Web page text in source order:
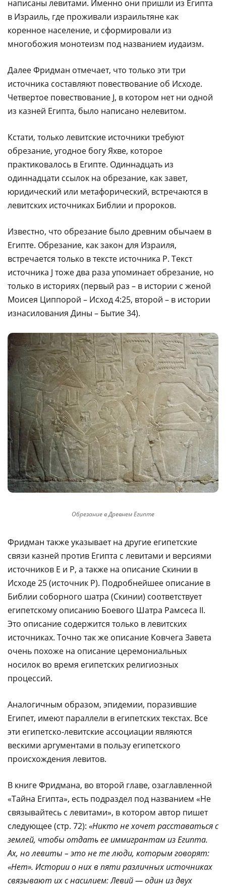
написаны левитами. Именно они пришли из Египта
в Израиль, где проживали израильтяне как
коренное население, и сформировали из
многобожия монотеизм под названием иудаизм.
Далее Фридман отмечает, что только эти три
источника составляют повествование об Исходе.
Четвертое повествование J, в котором нет ни одной
из казней Египта, было написано нелевитом.
Кстати, только левитские источники требуют
обрезание, угодное богу Яхве, которое
практиковалось в Египте. Одиннадцать из
одиннадцати ссылок на обрезание, как завет,
юридический или метафорический, встречаются в
левитских источниках Библии и пророков.
Известно, что обрезание было древним обычаем в
Египте. Обрезание, как закон для Израиля,
встречается только в тексте источника P. Текст
источника J тоже два раза упоминает обрезание, но
только в историях (первый раз – в истории с женой
Моисея Циппорой – Исход 4:25, второй – в истории
изнасилования Дины – Бытие 34).
Обрезание в Древнем Египте
Фридман также указывает на другие египетские
связи казней против Египта с левитами и версиями
источников E и P, а также на описание Скинии в
Исходе 25 (источник P). Подробнейшее описание в
Библии соборного шатра (Скинии) соответствует
египетскому описанию Боевого Шатра Рамсеса II.
Это описание содержится только в левитских
источниках. Точно так же описание Ковчега Завета
очень похоже на описание церемониальных
носилок во время египетских религиозных
процессий.
Аналогичным образом, эпидемии, поразившие
Египет, имеют параллели в египетских текстах. Все
эти египетско-левитские ассоциации являются
вескими аргументами в пользу египетского
происхождения левитов.
В книге Фридмана, во второй главе, озаглавленной
«Тайна Египта», есть подраздел под названием «Не
связывайтесь с левитами», в котором автор пишет
следующее (стр. 72): «Никто не хочет расставаться с
землей, чтобы отдать ее иммигрантам из Египта.
Ах, но левиты – это не те люди, которым говорят:
«Нет». Истории о них в пяти различных источниках
связывают их с насилием: Левий — один из двух